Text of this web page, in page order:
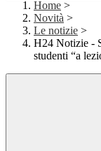
Home >
Novità >
Le notizie >
H24 Notizie -
studenti “a